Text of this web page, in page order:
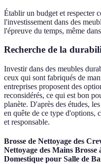
Établir un budget et respecter
l'investissement dans des
l'épreuve du temps, même
Recherche de la
Investir dans des meubles
ceux qui sont fabriqués de
entreprises proposent des
reconsidérés, ce qui est bon
planète. D'après des études,
en quête de ce type d'options,
et responsable.
Brosse de Nettoyage des
Nettoyage des Mains
Domestique pour Salle de